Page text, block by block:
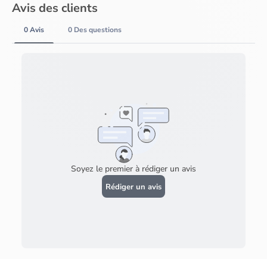
Avis des clients
0 Avis 0 Des questions
Soyez le premier à rédiger un avis
Rédiger un avis